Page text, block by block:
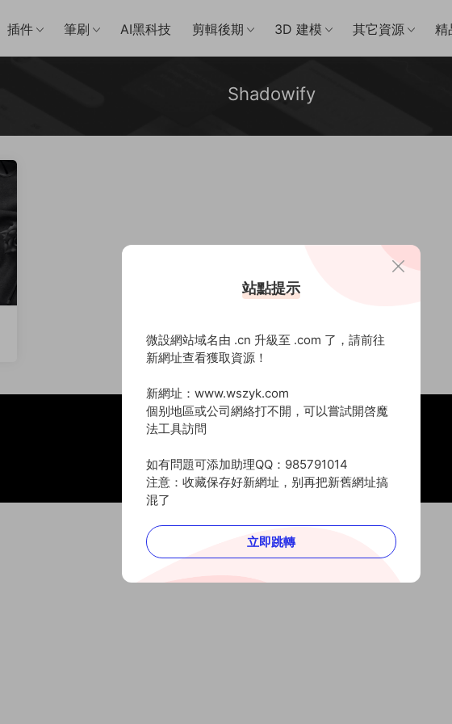
插件 筆刷 AI黑科技 剪輯後期 3D 建模 其它資源 精
Shadowify
Copyright © 2020 -
本站由又拍雲提供CDN加速服務
站點提示
微設網站域名由 .cn 升級至 .com 了，請前往
新網址查看獲取資源！
新網址：www.wszyk.com
個别地區或公司網絡打不開，可以嘗試開啓魔
法工具訪問
如有問題可添加助理QQ：985791014
注意：收藏保存好新網址，别再把新舊網址搞
混了
立即跳轉